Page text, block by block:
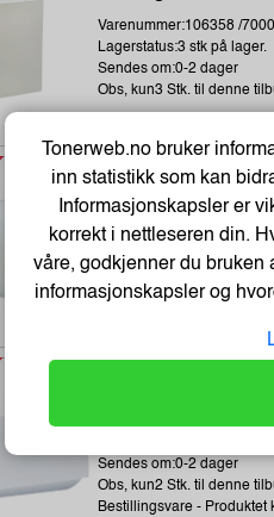
Varenummer:106358 /
Lagerstatus:3 stk på lager.
Sendes om:0-2 dager
Obs, kun3 Stk. til denne
Termoetikett
Varenummer:243896 /
Sendes om:1-3 dager
Obs, kun3 Stk. til denne
Direct thermal
Sendes om:0-2 dager
Obs, kun2 Stk. til denne
Bestillingsvare - Produktet
Tonerweb.no bruker
inn statistikk som kan
Informasjonskapsler er
korrekt i nettleseren din.
våre, godkjenner du bruken
informasjonskapsler og